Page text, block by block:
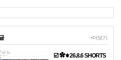
+더보기
☑️ ✿⚜26.8.6 SHORTS